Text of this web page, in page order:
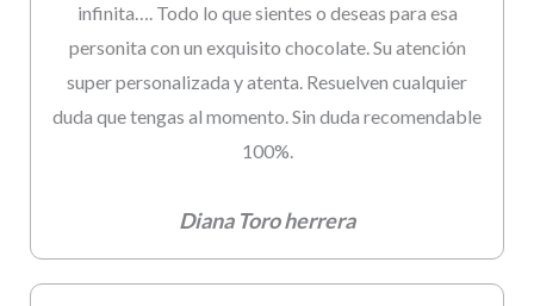
infinita…. Todo lo que sientes o deseas para esa
personita con un exquisito chocolate. Su atención
super personalizada y atenta. Resuelven cualquier
duda que tengas al momento. Sin duda recomendable
100%.
Diana Toro herrera